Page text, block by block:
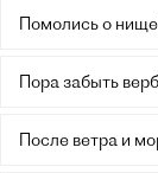
Помолись о
Пора забыть
После ветра и